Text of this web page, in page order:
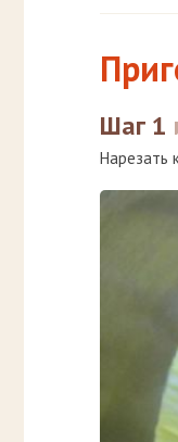
Шаг 1
Нарезать